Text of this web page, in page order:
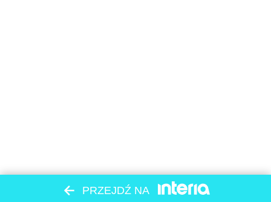
PRZEJDŹ NA